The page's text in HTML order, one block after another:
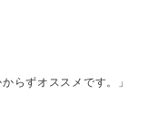
らずオススメです。」